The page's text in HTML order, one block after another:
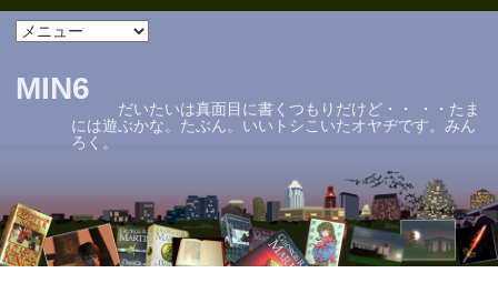
MIN6
だいたいは真面目に書くつもりだけど・・ ・・たま
には遊ぶかな。たぶん。いいトシこいたオヤヂです。みん
ろく。